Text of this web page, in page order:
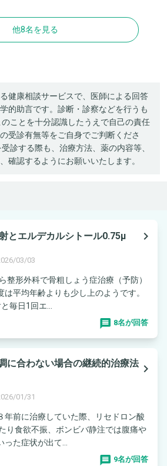
他8名を見る
健康相談サービスで、医師による回答
的助言です。診断・診察などを行うも
ことを十分認識したうえで自己の責任
受診有無等をご自身でご判断くださ
診する際も、治療方法、薬の内容等、
確認するようにお願いいたします。
とエルデカルシトール0.75μ
navigate_next
03/03
整形外科で骨粗しょう症治療（予防）
は平均年齢よりも少し上のようです。
毎日1回エ...
8名が回答
に合わない場合の継続的治療法 navigate_next
01/31
年前に治療していた際、リセドロン酸
り食欲不振、ボンビバ静注では腹痛や
た症状が出て...
9名が回答